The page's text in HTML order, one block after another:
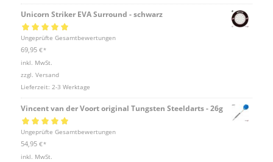
Unicorn Striker EVA Surround - schwarz
Bewertet mit
5.00von 5
Ungeprüfte Gesamtbewertungen
69,95 €*
inkl. MwSt.
zzgl. Versand
Lieferzeit: 2-3 Werktage
Vincent van der Voort original Tungsten Steeldarts - 26g
Bewertet mit
5.00von 5
Ungeprüfte Gesamtbewertungen
54,95 €*
inkl. MwSt.